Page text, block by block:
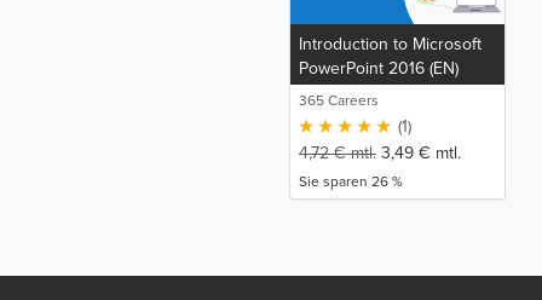
Introduction to Microsoft
PowerPoint 2016 (EN)
365 Careers
(1)
4,72€mtl. 3,49 € mtl.
Sie sparen 26 %